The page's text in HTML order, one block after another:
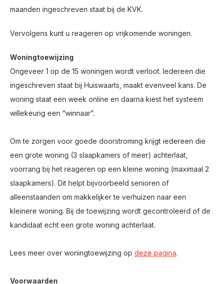
maanden ingeschreven staat bij de KVK.
Vervolgens kunt u reageren op vrijkomende woningen.
Woningtoewijzing
Ongeveer 1 op de 15 woningen wordt verloot. Iedereen die
ingeschreven staat bij Huiswaarts, maakt evenveel kans. De
woning staat een week online en daarna kiest het systeem
willekeurig een “winnaar”.
Om te zorgen voor goede doorstroming krijgt iedereen die
een grote woning (3 slaapkamers of meer) achterlaat,
voorrang bij het reageren op een kleine woning (maximaal 2
slaapkamers). Dit helpt bijvoorbeeld senioren of
alleenstaanden om makkelijker te verhuizen naar een
kleinere woning. Bij de toewijzing wordt gecontroleerd of de
kandidaat echt een grote woning achterlaat.
Lees meer over woningtoewijzing op deze pagina.
Voorwaarden